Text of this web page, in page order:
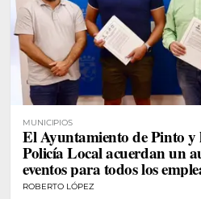
MUNICIPIOS
El Ayuntamiento de Pinto y
Policía Local acuerdan un
eventos para todos los
ROBERTO LÓPEZ